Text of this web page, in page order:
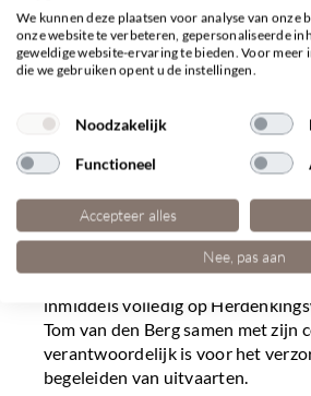
Nabestaanden en betrokkenen
gelijkenissen tussen beide
herkenbare benadering zorgt voor
Een nieuwe naam
gevolg van de
Door de groei van zowel de
uitvaartactiviteiten ontstond er
duidelijke taakverdeling. Tom
inmiddels volledig op
Tom van den Berg samen met zijn
verantwoordelijk is voor het
begeleiden van uitvaarten.
We kunnen deze plaatsen voor analyse van onze
onze website te verbeteren, gepersonaliseerde
geweldige website-ervaring te bieden. Voor
die we gebruiken opent u de instellingen.
Noodzakelijk
Functioneel
Accepteer alles
Nee, pas aan